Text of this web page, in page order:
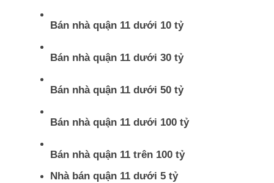
Bán nhà quận 11 dưới 10 tỷ
Bán nhà quận 11 dưới 30 tỷ
Bán nhà quận 11 dưới 50 tỷ
Bán nhà quận 11 dưới 100 tỷ
Bán nhà quận 11 trên 100 tỷ
Nhà bán quận 11 dưới 5 tỷ